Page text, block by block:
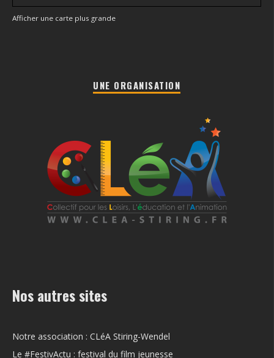
Afficher une carte plus grande
UNE ORGANISATION
Nos autres sites
Notre association : CLéA Stiring-Wendel
Le #FestivActu : festival du film jeunesse